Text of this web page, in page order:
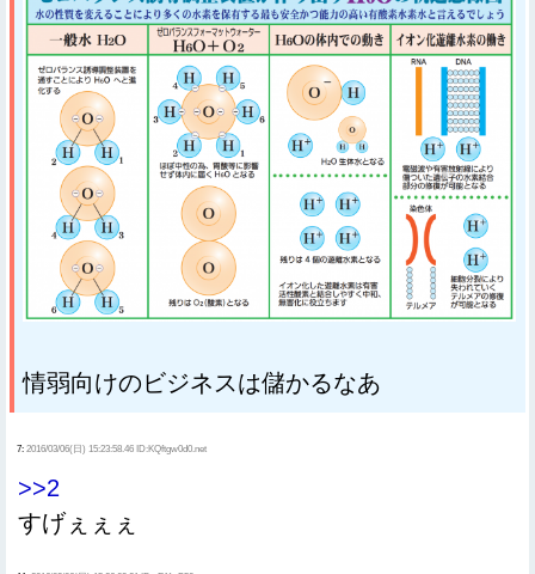
情弱向けのビジネスは儲かるなあ
7: 2016/03/06(日) 15:23:58.46 ID:KQftgw0d0.net
>>2
すげぇぇぇ